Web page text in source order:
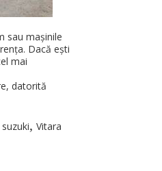
sau mașinile
Dacă ești
mai
datorită
suzuki, Vitara